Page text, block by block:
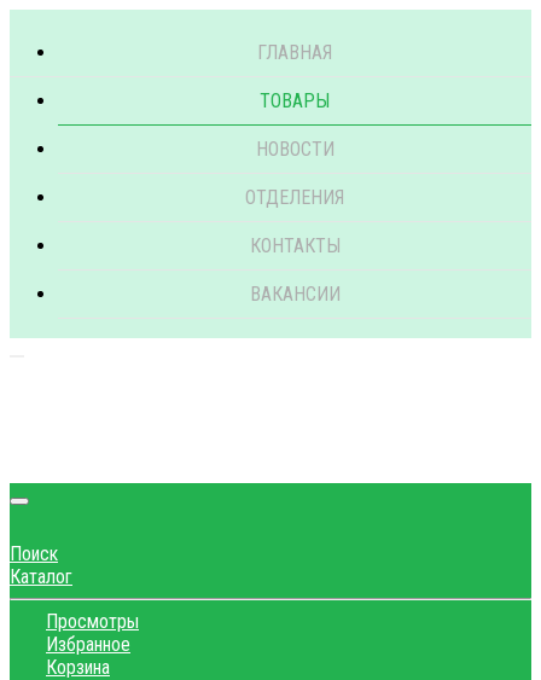
ГЛАВНАЯ
ТОВАРЫ
НОВОСТИ
ОТДЕЛЕНИЯ
КОНТАКТЫ
ВАКАНСИИ
Поиск
Каталог
Просмотры
Избранное
Корзина